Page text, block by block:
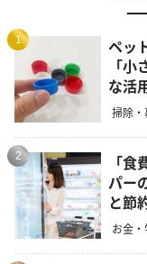
1
ペッ
「
な活
掃除・
2
「
パー
と節
お金